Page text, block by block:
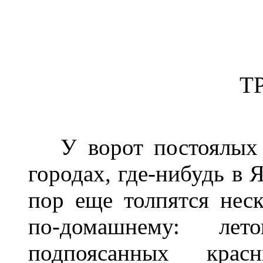
У ворот постоялых
городах, где-нибудь в
пор еще толпятся
по-домашнему:
подпоясанных